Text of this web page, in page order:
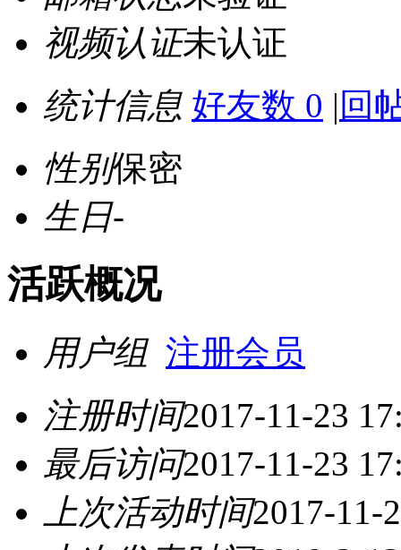
视频认证未认证
统计信息 好友数 0 | 回
性别保密
生日-
活跃概况
用户组 注册会员
注册时间2017-11-23
最后访问2017-11-23
上次活动时间2017-11-